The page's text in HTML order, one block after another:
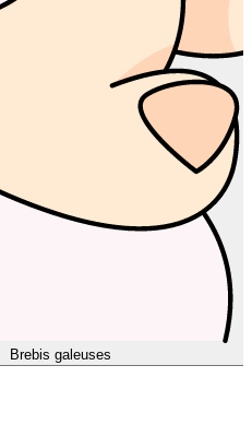
Brebis galeuses